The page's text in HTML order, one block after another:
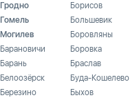
Гродно
Гомель
Могилев
Барановичи
Барань
Белоозёрск
Березино
Борисов
Большевик
Боровляны
Боровка
Браслав
Буда-Кошелево
Быхов